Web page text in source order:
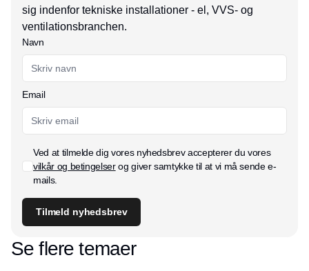
sig indenfor tekniske installationer - el, VVS- og
ventilationsbranchen.
Navn
Email
Ved at tilmelde dig vores nyhedsbrev accepterer du vores
vilkår og betingelserog giver samtykke til at vi må sende e-
mails.
Tilmeld nyhedsbrev
Se flere temaer